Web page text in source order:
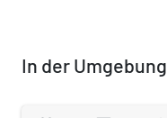
In der Umgebung